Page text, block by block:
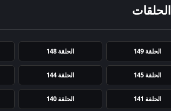
الحلقات
الحلقة 149 الحلقة 148
الحلقة 145 الحلقة 144
الحلقة 141 الحلقة 140